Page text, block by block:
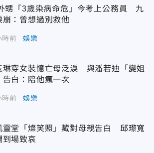
甥「3歲染病命危」今考上公務員 九
崩：曾想過別救他
時前 娛樂
琳穿女裝憶亡母泛淚 與潘若迪「變姐
告白：陪他瘋一次
時前 娛樂
靈堂「燦笑照」藏對母親告白 邱瓈寬
到場致哀